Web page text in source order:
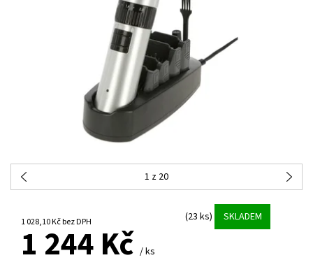
1 z 20
1 028,10 Kč bez DPH (23 ks) SKLADEM
1 244 Kč / ks